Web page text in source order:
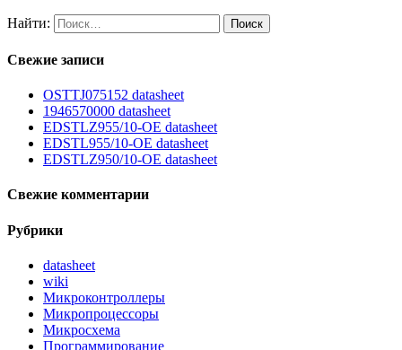
Найти:
Свежие записи
OSTTJ075152 datasheet
1946570000 datasheet
EDSTLZ955/10-OE datasheet
EDSTL955/10-OE datasheet
EDSTLZ950/10-OE datasheet
Свежие комментарии
Рубрики
datasheet
wiki
Микроконтроллеры
Микропроцессоры
Микросхема
Программирование